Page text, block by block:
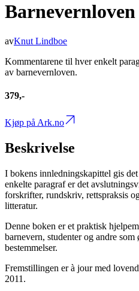
Barnevernloven
avKnut Lindboe
Kommentarene til hver enkelt
av barnevernloven.
379,-
Kjøp på Ark.no
Beskrivelse
I bokens innledningskapittel gis
enkelte paragraf er det
forskrifter, rundskriv, rettspraksis
litteratur.
Denne boken er et praktisk
barnevern, studenter og andre
bestemmelser.
Fremstillingen er à jour med
2011.